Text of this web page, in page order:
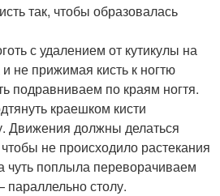
так, чтобы образовалась
с удалением от кутикулы на
не прижимая кисть к ногтю
подравниваем по краям ногтя.
краешком кисти
Движения должны делаться
не происходило растекания
чуть поплыла переворачиваем
параллельно столу.